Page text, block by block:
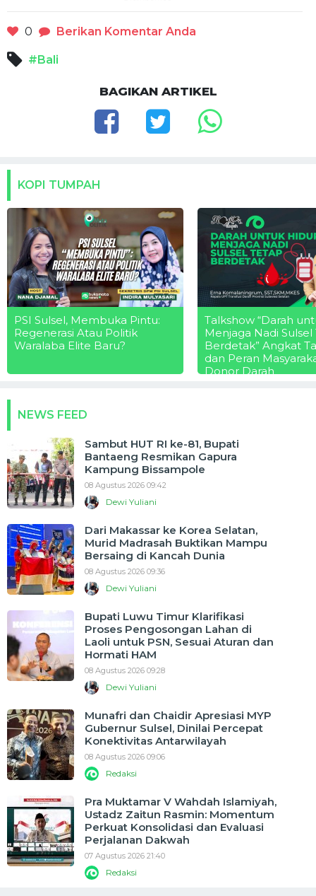
0 Berikan Komentar Anda
#Bali
BAGIKAN ARTIKEL
KOPI TUMPAH
PSI Sulsel, Membuka Pintu:
Regenerasi Atau Politik
Waralaba Elite Baru?
Talkshow “Darah
Menjaga Nadi Sulsel
Berdetak” Angkat
dan Peran
Donor Darah
NEWS FEED
Sambut HUT RI ke-81, Bupati
Bantaeng Resmikan Gapura
Kampung Bissampole
08 Agustus 2026 09:42
Dewi Yuliani
Dari Makassar ke Korea Selatan,
Murid Madrasah Buktikan Mampu
Bersaing di Kancah Dunia
08 Agustus 2026 09:36
Dewi Yuliani
Bupati Luwu Timur Klarifikasi
Proses Pengosongan Lahan di
Laoli untuk PSN, Sesuai Aturan dan
Hormati HAM
08 Agustus 2026 09:28
Dewi Yuliani
Munafri dan Chaidir Apresiasi MYP
Gubernur Sulsel, Dinilai Percepat
Konektivitas Antarwilayah
08 Agustus 2026 09:06
Redaksi
Pra Muktamar V Wahdah Islamiyah,
Ustadz Zaitun Rasmin: Momentum
Perkuat Konsolidasi dan Evaluasi
Perjalanan Dakwah
07 Agustus 2026 21:40
Redaksi